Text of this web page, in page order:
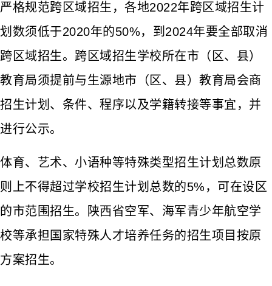
严格规范跨区域招生，各地2022年跨区域招生计
划数须低于2020年的50%，到2024年要全部取消
跨区域招生。跨区域招生学校所在市（区、县）
教育局须提前与生源地市（区、县）教育局会商
招生计划、条件、程序以及学籍转接等事宜，并
进行公示。
体育、艺术、小语种等特殊类型招生计划总数原
则上不得超过学校招生计划总数的5%，可在设区
的市范围招生。陕西省空军、海军青少年航空学
校等承担国家特殊人才培养任务的招生项目按原
方案招生。